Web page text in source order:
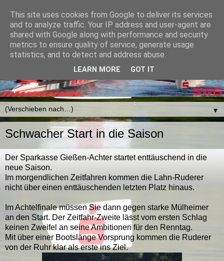
▼
Schwacher Start in die Saison
Der Sparkasse Gießen-Achter startet enttäuschend in die
neue Saison.
Im morgendlichen Zeitfahren kommen die Lahn-Ruderer
nicht über einen enttäuschenden letzten Platz hinaus.
Im Achtelfinale müssen Sie dann gegen starke Mülheimer
an den Start. Der Zeitfahr-Zweite lässt vom ersten Schlag
keinen Zweifel an seine Ambitionen für den Renntag.
Mit über einer Bootslänge Vorsprung kommen die Ruderer
von der Ruhr klar als erste ins Ziel.
This site uses cookies from Google to deliver its services
and to analyze traffic. Your IP address and user-agent are
shared with Google along with performance and security
metrics to ensure quality of service, generate usage
statistics, and to detect and address abuse.
LEARN MORE GOT IT